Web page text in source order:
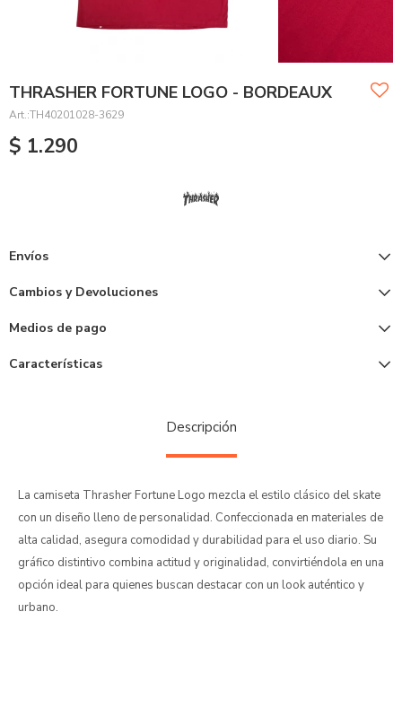
THRASHER FORTUNE LOGO - BORDEAUX
TH40201028-3629
$ 1.290
Envíos
Cambios y Devoluciones
Medios de pago
Características
Descripción
La camiseta Thrasher Fortune Logo mezcla el estilo clásico del skate
con un diseño lleno de personalidad. Confeccionada en materiales de
alta calidad, asegura comodidad y durabilidad para el uso diario. Su
gráfico distintivo combina actitud y originalidad, convirtiéndola en una
opción ideal para quienes buscan destacar con un look auténtico y
urbano.